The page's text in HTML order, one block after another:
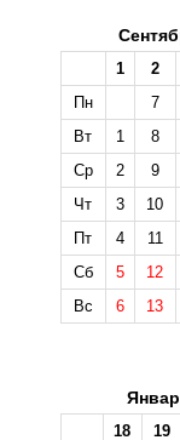
1 2
Пн
7
Вт
1 8
Ср
2 9
Чт
3 10
Пт
4 11
Сб
5 12
Вс
6 13
18 19